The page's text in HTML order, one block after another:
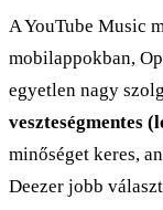
A YouTube Music
mobilappokban,
egyetlen nagy
veszteségmentes
minőséget keres,
Deezer jobb